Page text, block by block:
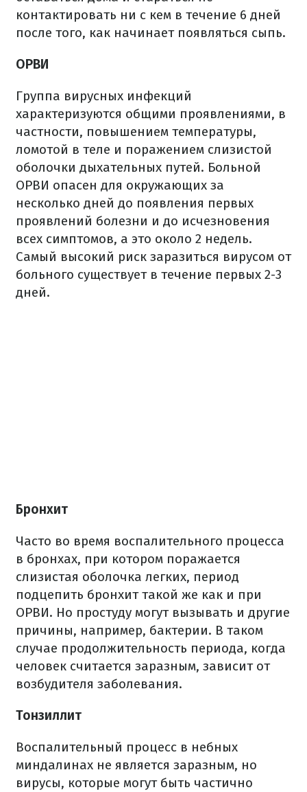
контактировать ни с кем в течение 6 дней
после того, как начинает появляться сыпь.
ОРВИ
Группа вирусных инфекций
характеризуются общими проявлениями, в
частности, повышением температуры,
ломотой в теле и поражением слизистой
оболочки дыхательных путей. Больной
ОРВИ опасен для окружающих за
несколько дней до появления первых
проявлений болезни и до исчезновения
всех симптомов, а это около 2 недель.
Самый высокий риск заразиться вирусом от
больного существует в течение первых 2-3
дней.
Бронхит
Часто во время воспалительного процесса
в бронхах, при котором поражается
слизистая оболочка легких, период
подцепить бронхит такой же как и при
ОРВИ. Но простуду могут вызывать и другие
причины, например, бактерии. В таком
случае продолжительность периода, когда
человек считается заразным, зависит от
возбудителя заболевания.
Тонзиллит
Воспалительный процесс в небных
миндалинах не является заразным, но
вирусы, которые могут быть частично